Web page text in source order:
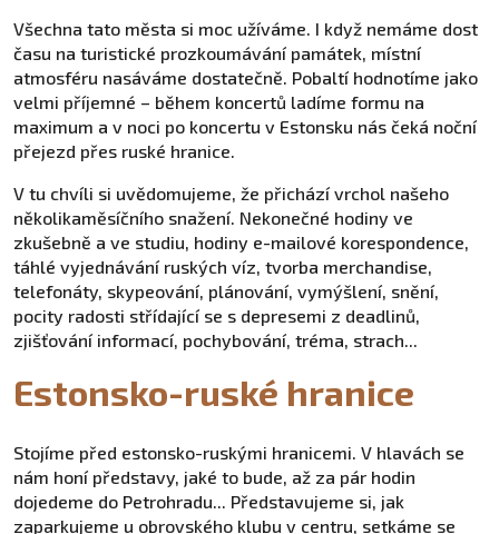
Všechna tato města si moc užíváme. I když nemáme dost
času na turistické prozkoumávání památek, místní
atmosféru nasáváme dostatečně. Pobaltí hodnotíme jako
velmi příjemné – během koncertů ladíme formu na
maximum a v noci po koncertu v Estonsku nás čeká noční
přejezd přes ruské hranice.
V tu chvíli si uvědomujeme, že přichází vrchol našeho
několikaměsíčního snažení. Nekonečné hodiny ve
zkušebně a ve studiu, hodiny e-mailové korespondence,
táhlé vyjednávání ruských víz, tvorba merchandise,
telefonáty, skypeování, plánování, vymýšlení, snění,
pocity radosti střídající se s depresemi z deadlinů,
zjišťování informací, pochybování, tréma, strach...
Estonsko-ruské hranice
Stojíme před estonsko-ruskými hranicemi. V hlavách se
nám honí představy, jaké to bude, až za pár hodin
dojedeme do Petrohradu... Představujeme si, jak
zaparkujeme u obrovského klubu v centru, setkáme se